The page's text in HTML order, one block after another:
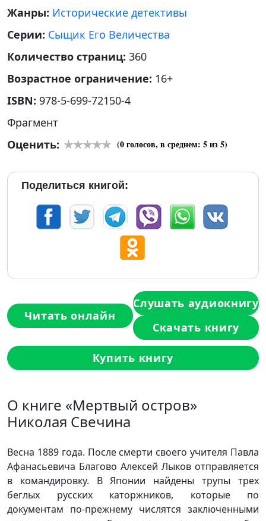
Жанры: Исторические детективы
Серии: Сыщик Его Величества
Количество страниц: 360
Возрастное ограничение: 16+
ISBN: 978-5-699-72150-4
Фрагмент
Оценить:
(0голосов, в среднем: 5из 5)
Поделиться книгой:
Читать онлайн
Слушать аудиокнигу
Скачать книгу
Купить книгу
О книге «Мертвый остров»
Николая Свечина
Весна 1889 года. После смерти своего учителя Павла
Афанасьевича Благово Алексей Лыков отправляется
в командировку. В Японии найдены трупы трех
беглых русских каторжников, которые по
документам по-прежнему числятся заключенными